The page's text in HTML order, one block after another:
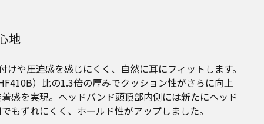
地
けや圧迫感を感じにくく、自然に耳にフィットします。
）比の1.3倍の厚みでクッション性がさらに向上
感を実現。ヘッドバンド頭頂部内側には新たにヘッド
もずれにくく、ホールド性がアップしました。